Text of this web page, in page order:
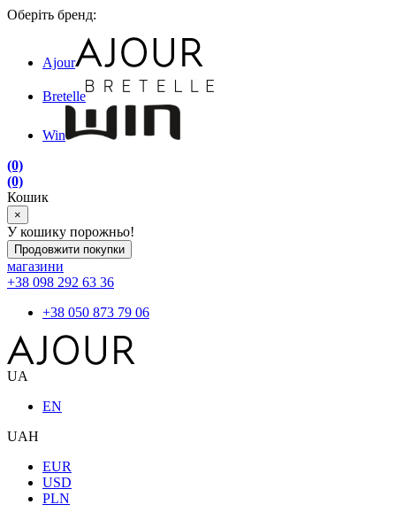
Оберіть бренд:
Ajour
Bretelle
Win
(0)
(0)
Кошик
×
У кошику порожньо!
Продовжити покупки
магазини
+38 098 292 63 36
+38 050 873 79 06
UA
EN
UAH
EUR
USD
PLN